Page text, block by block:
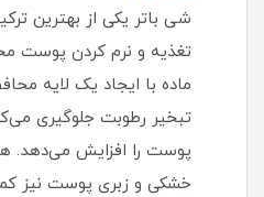
شی باتر یکی از بهترین
تغذیه و نرم کردن پوست
ماده با ایجاد یک لایه
تبخیر رطوبت جلوگیری
پوست را افزایش می‌دهد.
خشکی و زبری پوست نیز